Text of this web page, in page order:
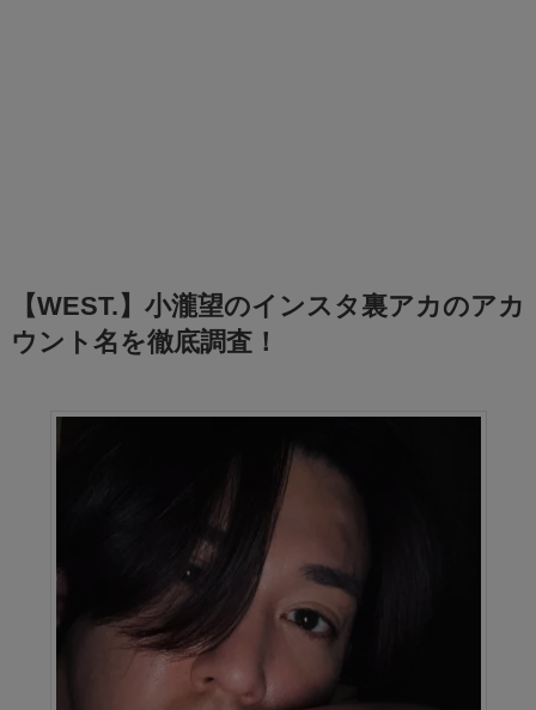
【WEST.】小瀧望のインスタ裏アカのアカ
ウント名を徹底調査！